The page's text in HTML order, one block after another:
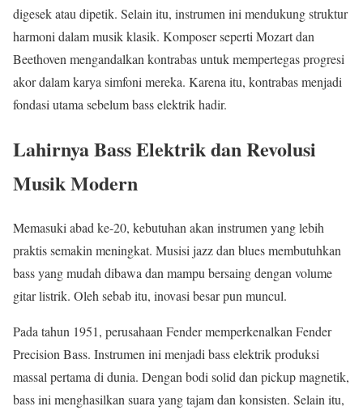
digesek atau dipetik. Selain itu, instrumen ini mendukung struktur
harmoni dalam musik klasik. Komposer seperti Mozart dan
Beethoven mengandalkan kontrabas untuk mempertegas progresi
akor dalam karya simfoni mereka. Karena itu, kontrabas menjadi
fondasi utama sebelum bass elektrik hadir.
Lahirnya Bass Elektrik dan Revolusi
Musik Modern
Memasuki abad ke-20, kebutuhan akan instrumen yang lebih
praktis semakin meningkat. Musisi jazz dan blues membutuhkan
bass yang mudah dibawa dan mampu bersaing dengan volume
gitar listrik. Oleh sebab itu, inovasi besar pun muncul.
Pada tahun 1951, perusahaan Fendermemperkenalkan Fender
Precision Bass. Instrumen ini menjadi bass elektrik produksi
massal pertama di dunia. Dengan bodi solid dan pickup magnetik,
bass ini menghasilkan suara yang tajam dan konsisten. Selain itu,